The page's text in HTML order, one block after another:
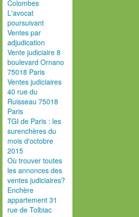
Colombes
L'avocat
poursuivant
Ventes par
adjudication
Vente judiciaire 8
boulevard Ornano
75018 Paris
Ventes judiciaires
40 rue du
Ruisseau 75018
Paris
TGI de Paris : les
surenchères du
mois d'octobre
2015
Où trouver toutes
les annonces des
ventes judiciaires?
Enchère
appartement 31
rue de Tolbiac